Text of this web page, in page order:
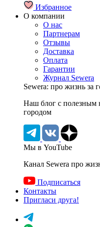
Избранное
О компании
О нас
Партнерам
Отзывы
Доставка
Оплата
Гарантии
Журнал Sewera
Sewera: про жизнь за
Наш блог c полезным
городом
Мы в YouTube
Канал Sewera про
Подписаться
Контакты
Пригласи друга!